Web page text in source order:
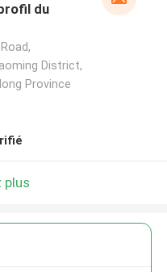
du
District,
Province
plus